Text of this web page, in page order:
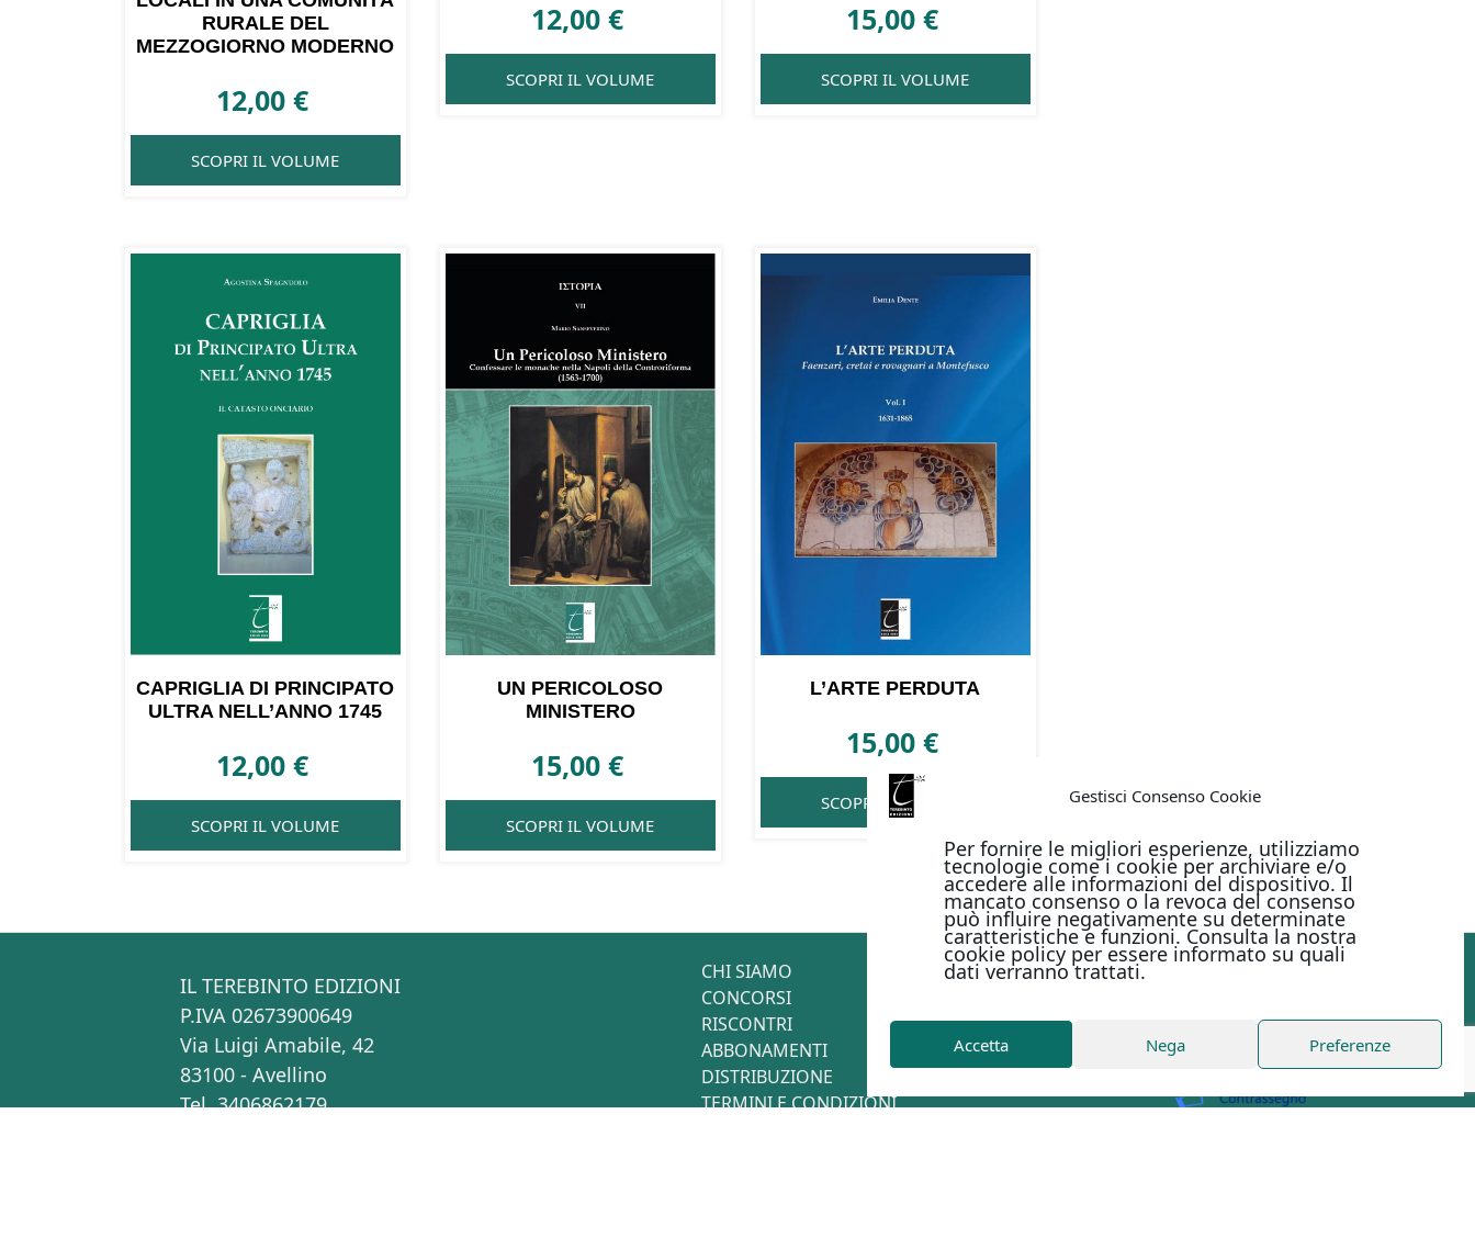
Gestisci Consenso Cookie
Per fornire le migliori esperienze, utilizziamo
tecnologie come i cookie per archiviare e/o
accedere alle informazioni del dispositivo. Il
mancato consenso o la revoca del consenso
può influire negativamente su determinate
caratteristiche e funzioni. Consulta la nostra
cookie policy per essere informato su quali
dati verranno trattati.
Accetta Nega Preferenze
RURALE DEL
MEZZOGIORNO MODERNO
12,00€
SCOPRI IL VOLUME
12,00€
SCOPRI IL VOLUME
15,00€
SCOPRI IL VOLUME
CAPRIGLIA DI PRINCIPATO
ULTRA NELL’ANNO 1745
12,00€
SCOPRI IL VOLUME
UN PERICOLOSO
MINISTERO
15,00€
SCOPRI IL VOLUME
L’ARTE PERDUTA
15,00€
SCOPRI IL VOLUME
IL TEREBINTO EDIZIONI
P.IVA 02673900649
Via Luigi Amabile, 42
83100 - Avellino
Tel. 3406862179
CHI SIAMO
CONCORSI
RISCONTRI
ABBONAMENTI
DISTRIBUZIONE
TERMINI E CONDIZIONI
PAGAMENTI ONLINE CON